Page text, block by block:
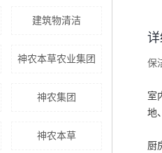
建筑物清洁
神农本草农业集团
神农集团
神农本草
详
保
室
地
厨